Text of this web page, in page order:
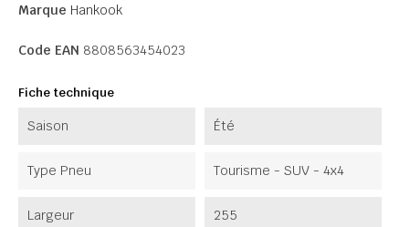
Marque Hankook
Code EAN 8808563454023
Fiche technique
Saison Été
Type Pneu Tourisme - SUV - 4x4
Largeur 255